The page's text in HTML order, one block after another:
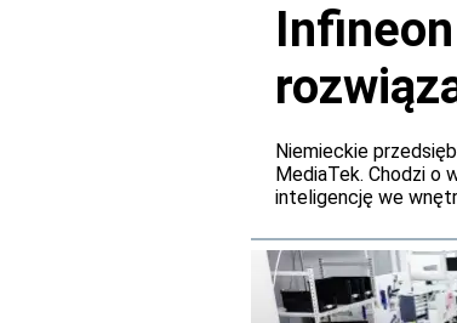
Niemieckie
MediaTek. Chodzi o
inteligencję we